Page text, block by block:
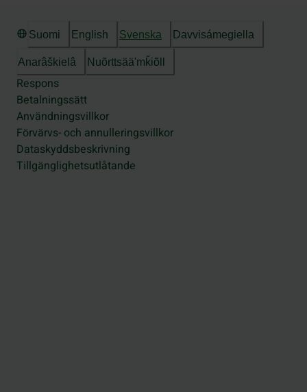
Suomi English Svenska Davvisámegiella
Anarâškielâ Nuõrttsääʹmǩiõll
Respons
Betalningssätt
Användningsvillkor
Förvärvs- och annulleringsvillkor
Dataskyddsbeskrivning
Tillgänglighetsutlåtande